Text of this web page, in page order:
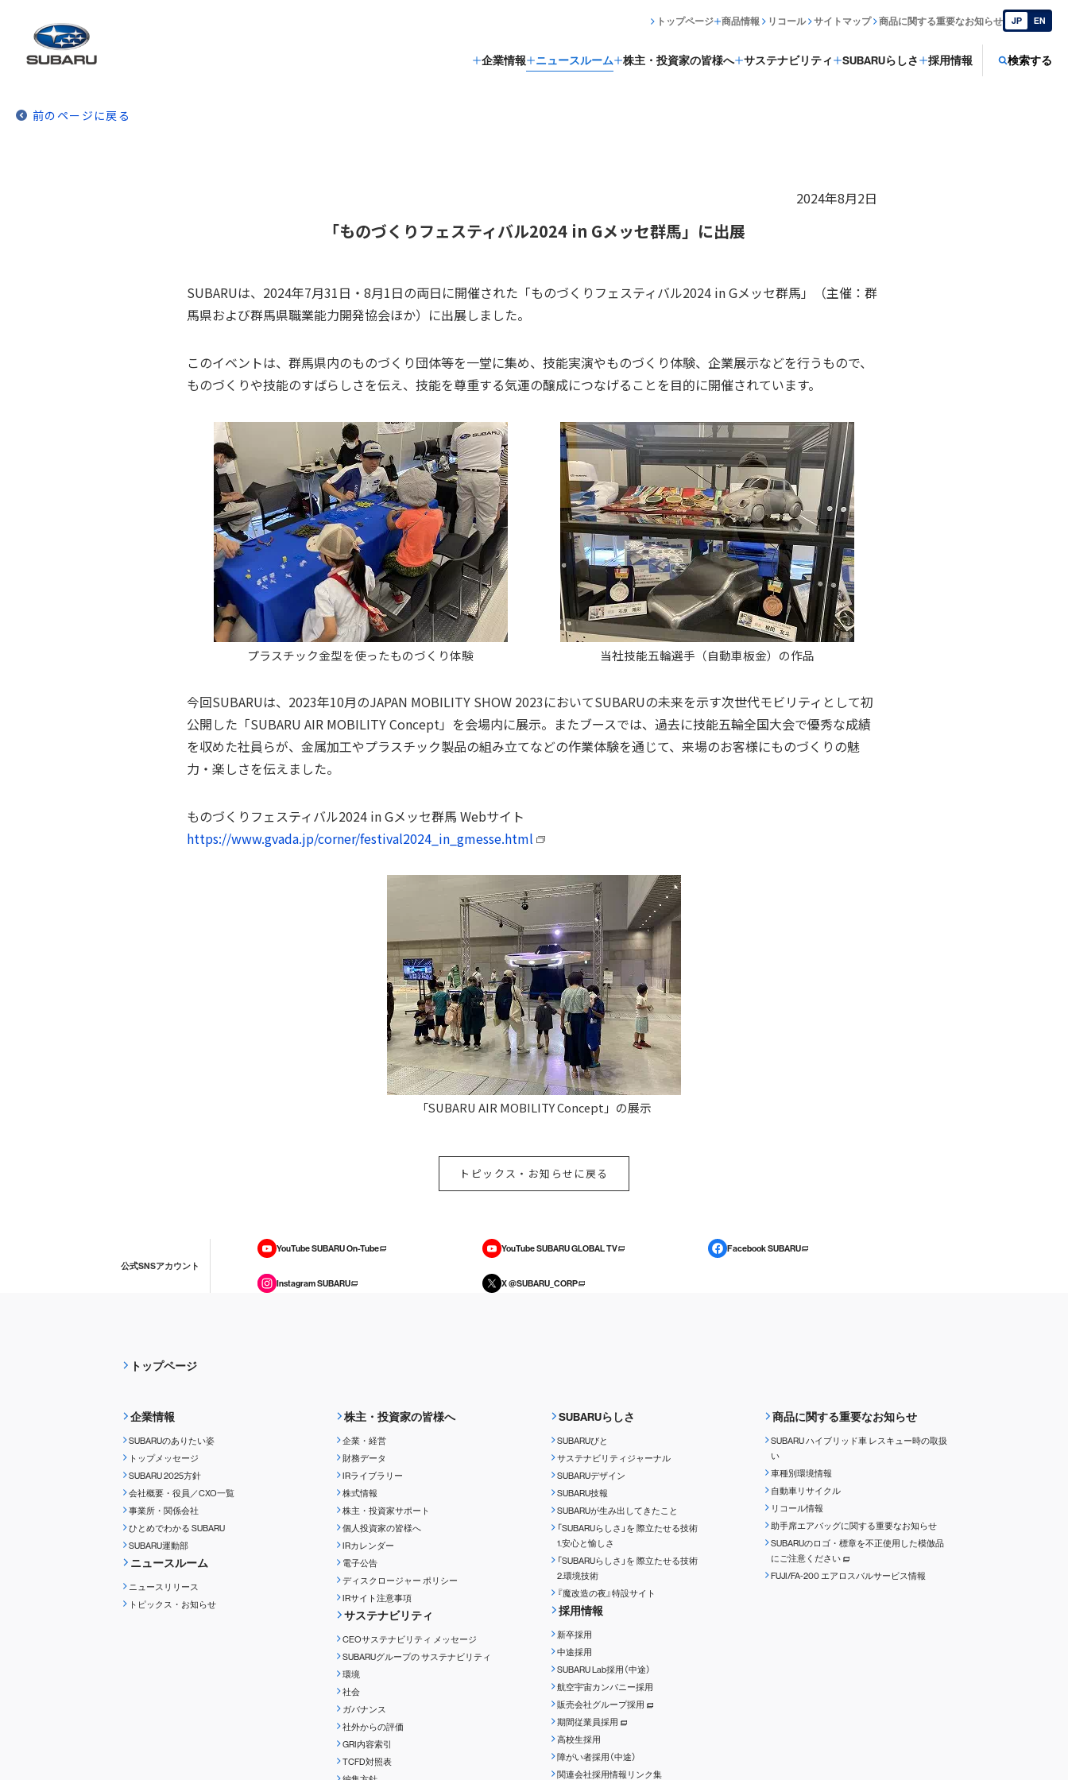
企業情報 ニュースルーム 株主・投資家の皆様へ サステナビリティ SUBARUらしさ 採用情報 検索する
トップページ 商品情報 リコール サイトマップ 商品に関する重要なお知らせ JP EN
前のページに戻る
2024年8月2日
「ものづくりフェスティバル2024 in Gメッセ群馬」に出展
SUBARUは、2024年7月31日・8月1日の両日に開催された「ものづくりフェスティバル2024 in Gメッセ群馬」（主催：群
馬県および群馬県職業能力開発協会ほか）に出展しました。
このイベントは、群馬県内のものづくり団体等を一堂に集め、技能実演やものづくり体験、企業展示などを行うもので、
ものづくりや技能のすばらしさを伝え、技能を尊重する気運の醸成につなげることを目的に開催されています。
プラスチック金型を使ったものづくり体験 当社技能五輪選手（自動車板金）の作品
今回SUBARUは、2023年10月のJAPAN MOBILITY SHOW 2023においてSUBARUの未来を示す次世代モビリティとして初
公開した「SUBARU AIR MOBILITY Concept」を会場内に展示。またブースでは、過去に技能五輪全国大会で優秀な成績
を収めた社員らが、金属加工やプラスチック製品の組み立てなどの作業体験を通じて、来場のお客様にものづくりの魅
力・楽しさを伝えました。
ものづくりフェスティバル2024 in Gメッセ群馬 Webサイト
https://www.gvada.jp/corner/festival2024_in_gmesse.html
「SUBARU AIR MOBILITY Concept」の展示
トピックス・お知らせに戻る
公式SNSアカウント
YouTube SUBARU On-Tube YouTube SUBARU GLOBAL TV Facebook SUBARU
Instagram SUBARU X @SUBARU_CORP
トップページ
企業情報
SUBARUのありたい姿
トップメッセージ
SUBARU 2025方針
会社概要・役員／CXO一覧
事業所・関係会社
ひとめでわかる SUBARU
SUBARU運動部
ニュースルーム
ニュースリリース
トピックス・お知らせ
株主・投資家の皆様へ
企業・経営
財務データ
IRライブラリー
株式情報
株主・投資家サポート
個人投資家の皆様へ
IRカレンダー
電子公告
ディスクロージャーポリシー
IRサイト注意事項
サステナビリティ
CEOサステナビリティ メッセージ
SUBARUグループのサステナビリティ
環境
社会
ガバナンス
社外からの評価
GRI内容索引
TCFD対照表
SUBARUらしさ
SUBARUびと
サステナビリティジャーナル
SUBARUデザイン
SUBARU技報
SUBARUが生み出してきたこと
「SUBARUらしさ」を 際立たせる技術
1.安心と愉しさ
「SUBARUらしさ」を 際立たせる技術
2.環境技術
『魔改造の夜』特設サイト
採用情報
新卒採用
中途採用
SUBARU Lab採用（中途）
航空宇宙カンパニー採用
販売会社グループ採用
期間従業員採用
高校生採用
障がい者採用（中途）
関連会社採用情報リンク集
商品に関する重要なお知らせ
SUBARU ハイブリッド車 レスキュー時の取扱
い
車種別環境情報
自動車リサイクル
リコール情報
助手席エアバッグに関する重要なお知らせ
SUBARUのロゴ・標章を不正使用した模倣品
にご注意ください
FUJI/FA-200 エアロスバルサービス情報